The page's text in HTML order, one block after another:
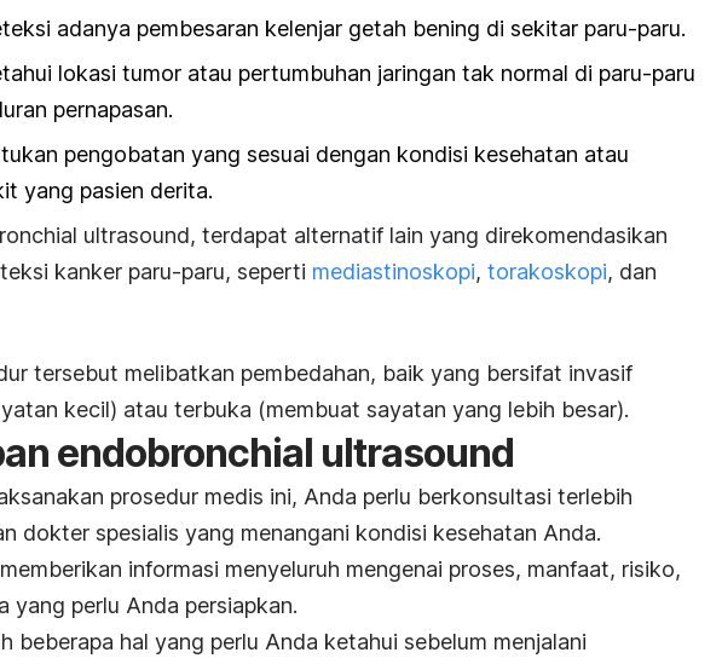
adanya pembesaran kelenjar getah bening di sekitar paru-paru.
lokasi tumor atau pertumbuhan jaringan tak normal di paru-paru
pernapasan.
pengobatan yang sesuai dengan kondisi kesehatan atau
yang pasien derita.
ultrasound, terdapat alternatif lain yang direkomendasikan
kanker paru-paru, seperti mediastinoskopi, torakoskopi, dan
tersebut melibatkan pembedahan, baik yang bersifat invasif
kecil) atau terbuka (membuat sayatan yang lebih besar).
endobronchial ultrasound
prosedur medis ini, Anda perlu berkonsultasi terlebih
dokter spesialis yang menangani kondisi kesehatan Anda.
informasi menyeluruh mengenai proses, manfaat, risiko,
yang perlu Anda persiapkan.
beberapa hal yang perlu Anda ketahui sebelum menjalani